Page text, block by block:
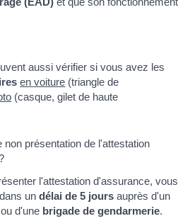
aussi vérifier si vous avez les
en voiture (triangle de
(casque, gilet de haute
présentation de l'attestation
l'attestation d'assurance, vous
un délai de 5 jours auprès d'un
ou d'une brigade de gendarmerie.